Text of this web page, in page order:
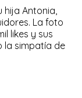
Antonia,
La foto
likes y sus
la simpatía de